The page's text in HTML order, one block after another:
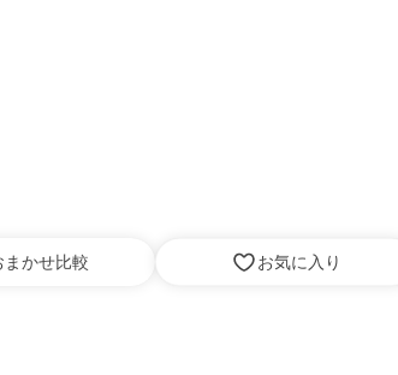
まかせ比較 お気に入り